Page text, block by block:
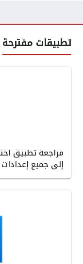
تطبيقات مفترحة
مراجعة تطبيق
إلى جميع